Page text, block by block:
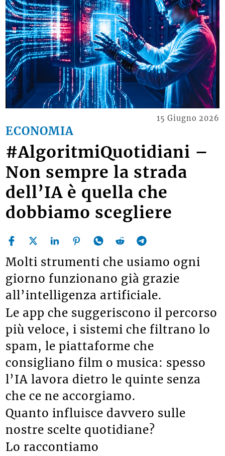
ECONOMIA
15 Giugno 2026
#AlgoritmiQuotidiani –
Non sempre la strada
dell’IA è quella che
dobbiamo scegliere
Molti strumenti che usiamo ogni
giorno funzionano già grazie
all’intelligenza artificiale.
Le app che suggeriscono il percorso
più veloce, i sistemi che filtrano lo
spam, le piattaforme che
consigliano film o musica: spesso
l’IA lavora dietro le quinte senza
che ce ne accorgiamo.
Quanto influisce davvero sulle
nostre scelte quotidiane?
Lo raccontiamo